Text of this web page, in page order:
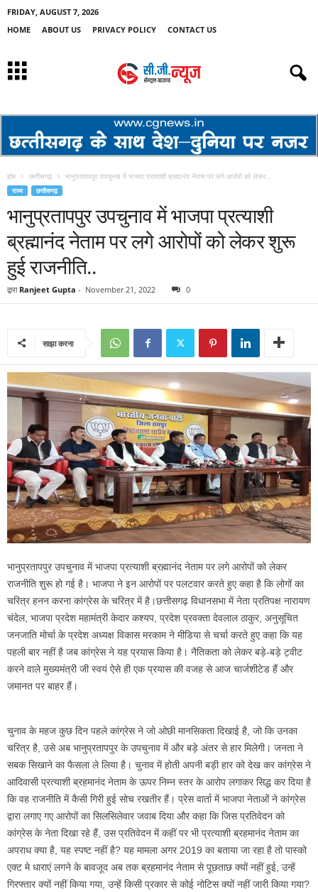
FRIDAY, AUGUST 7, 2026
HOME
ABOUT US PRIVACY POLICY CONTACT US
होम छत्तीसगढ़ भानुप्रतापपुर उपचुनाव में भाजपा प्रत्याशी ब्रह्मानंद नेताम पर लगे आरोपों को लेकर...
राज्य छत्तीसगढ़
भानुप्रतापपुर उपचुनाव में भाजपा प्रत्याशी
ब्रह्मानंद नेताम पर लगे आरोपों को लेकर शुरू
हुई राजनीति..
द्वारा Ranjeet Gupta - November 21, 2022 0
साझा करना
भानुप्रतापपुर उपचुनाव में भाजपा प्रत्याशी ब्रह्मानंद नेताम पर लगे आरोपों को लेकर
राजनीति शुरू हो गई है। भाजपा ने इन आरोपों पर पलटवार करते हुए कहा है कि लोगों का
चरित्र हनन करना कांग्रेस के चरित्र में है।छत्तीसगढ़ विधानसभा में नेता प्रतिपक्ष नारायण
चंदेल, भाजपा प्रदेश महामंत्री केदार कश्यप, प्रदेश प्रवक्ता देवलाल ठाकुर, अनुसूचित
जनजाति मोर्चा के प्रदेश अध्यक्ष विकास मरकाम ने मीडिया से चर्चा करते हुए कहा कि यह
पहली बार नहीं है जब कांग्रेस ने यह प्रयास किया है। नैतिकता को लेकर बड़े-बड़े ट्वीट
करने वाले मुख्यमंत्री जी स्वयं ऐसे ही एक प्रयास की वजह से आज चार्जशीटेड हैं और
जमानत पर बाहर हैं।
चुनाव के महज कुछ दिन पहले कांग्रेस ने जो ओछी मानसिकता दिखाई है, जो कि उनका
चरित्र है, उसे अब भानुप्रतापपुर के उपचुनाव में और बड़े अंतर से हार मिलेगी। जनता ने
सबक सिखाने का फैसला ले लिया है। चुनाव में होती अपनी बड़ी हार को देख कर कांग्रेस ने
आदिवासी प्रत्याशी ब्रहमानंद नेताम के ऊपर निम्न स्तर के आरोप लगाकर सिद्ध कर दिया है
कि वह राजनीति में कैसी गिरी हुई सोच रखतीर हैं। प्रेस वार्ता में भाजपा नेताओं ने कांग्रेस
द्वारा लगाए गए आरोपों का सिलसिलेवार जवाब दिया और कहा कि जिस प्रतिवेदन को
कांग्रेस के नेता दिखा रहे हैं, उस प्रतिवेदन में कहीं पर भी प्रत्याशी ब्रहमानंद नेताम का
अपराध क्या है, यह स्पष्ट नहीं है? यह मामला अगर 2019 का बताया जा रहा है तो पास्को
एक्ट मे धाराएं लगने के बावजूद अब तक ब्रहमानंद नेताम से पूछताछ क्यों नहीं हुई, उन्हें
गिरफ्तार क्यों नहीं किया गया, उन्हें किसी प्रकार से कोई नोटिस क्यों नहीं जारी किया गया?